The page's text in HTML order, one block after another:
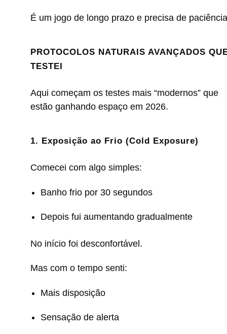
É um jogo de longo prazo e precisa de
PROTOCOLOS NATURAIS AVANÇADOS
TESTEI
Aqui começam os testes mais “modernos” que
estão ganhando espaço em 2026.
1. Exposição ao Frio (Cold Exposure)
Comecei com algo simples:
Banho frio por 30 segundos
Depois fui aumentando gradualmente
No início foi desconfortável.
Mas com o tempo senti:
Mais disposição
Sensação de alerta